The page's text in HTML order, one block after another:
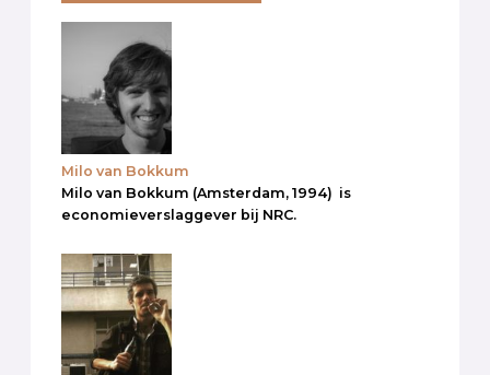
Milo van Bokkum
Milo van Bokkum (Amsterdam, 1994) is
economieverslaggever bij NRC.